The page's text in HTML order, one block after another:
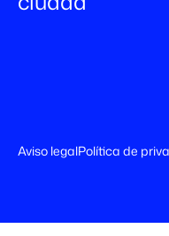
Aviso legalPolítica de